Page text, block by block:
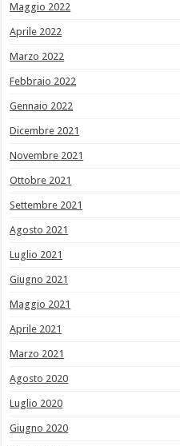
Maggio 2022
Aprile 2022
Marzo 2022
Febbraio 2022
Gennaio 2022
Dicembre 2021
Novembre 2021
Ottobre 2021
Settembre 2021
Agosto 2021
Luglio 2021
Giugno 2021
Maggio 2021
Aprile 2021
Marzo 2021
Agosto 2020
Luglio 2020
Giugno 2020